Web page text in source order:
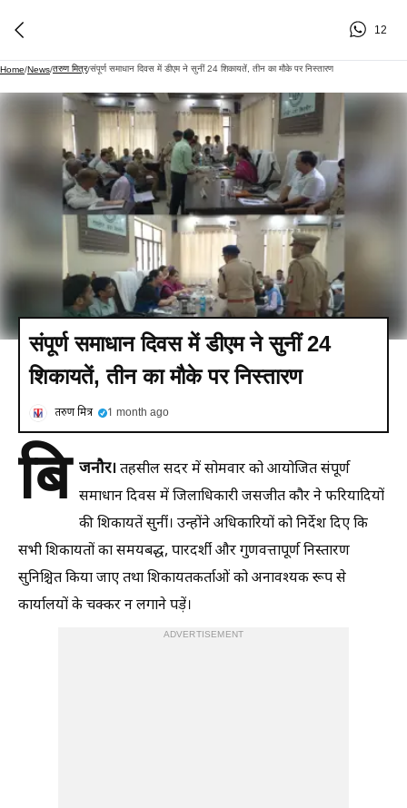
12
Home/News/तरुण मित्र/संपूर्ण समाधान दिवस में डीएम ने सुनीं 24 शिकायतें, तीन का मौके पर निस्तारण
संपूर्ण समाधान दिवस में डीएम ने सुनीं 24
शिकायतें, तीन का मौके पर निस्तारण
तरुण मित्र 1 month ago
बि जनौर। तहसील सदर में सोमवार को आयोजित संपूर्ण
समाधान दिवस में जिलाधिकारी जसजीत कौर ने फरियादियों
की शिकायतें सुनीं। उन्होंने अधिकारियों को निर्देश दिए कि
सभी शिकायतों का समयबद्ध, पारदर्शी और गुणवत्तापूर्ण निस्तारण
सुनिश्चित किया जाए तथा शिकायतकर्ताओं को अनावश्यक रूप से
कार्यालयों के चक्कर न लगाने पड़ें।
ADVERTISEMENT